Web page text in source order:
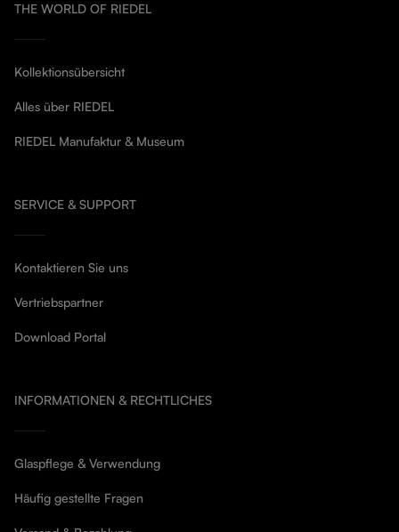
THE WORLD OF RIEDEL
Kollektionsübersicht
Alles über RIEDEL
RIEDEL Manufaktur & Museum
SERVICE & SUPPORT
Kontaktieren Sie uns
Vertriebspartner
Download Portal
INFORMATIONEN & RECHTLICHES
Glaspflege & Verwendung
Häufig gestellte Fragen